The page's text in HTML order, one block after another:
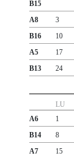
B15
A8
3
B16
10
A5
17
B13
24
LU
A6
1
B14
8
A7
15